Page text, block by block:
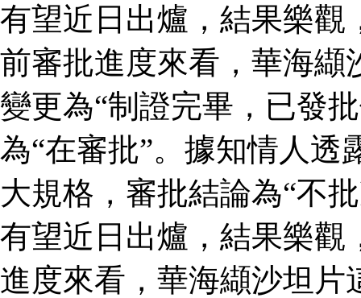
有望近日出爐，結果樂
前審批進度來看，華海纈
變更為“制證完畢，已發
為“在審批”。據知情人透
大規格，審批結論為“不
有望近日出爐，結果樂觀
進度來看，華海纈沙坦片